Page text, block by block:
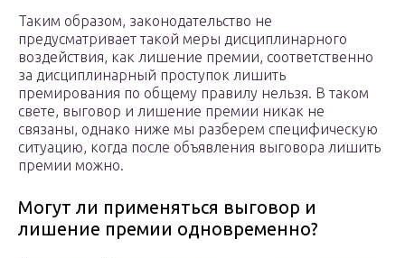
Таким образом, законодательство не
предусматривает такой меры дисциплинарного
воздействия, как лишение премии, соответственно
за дисциплинарный проступок лишить
премирования по общему правилу нельзя. В таком
свете, выговор и лишение премии никак не
связаны, однако ниже мы разберем специфическую
ситуацию, когда после объявления выговора лишить
премии можно.
Могут ли применяться выговор и
лишение премии одновременно?